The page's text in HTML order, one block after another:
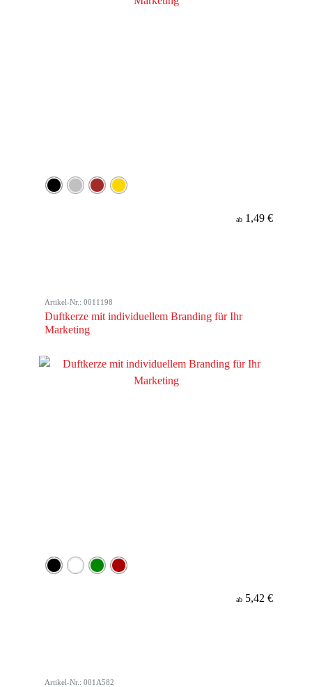
ab 1,49 €
Artikel-Nr.: 0011198
Duftkerze mit individuellem Branding für Ihr
Marketing
ab 5,42 €
Artikel-Nr.: 001A582